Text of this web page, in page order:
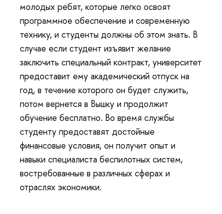
молодых ребят, которые легко освоят
программное обеспечение и современную
технику, и студенты должны об этом знать. В
случае если студент изъявит желание
заключить специальный контракт, университет
предоставит ему академический отпуск на
год, в течение которого он будет служить,
потом вернется в Вышку и продолжит
обучение бесплатно. Во время службы
студенту предоставят достойные
финансовые условия, он получит опыт и
навыки специалиста беспилотных систем,
востребованные в различных сферах и
отраслях экономики.